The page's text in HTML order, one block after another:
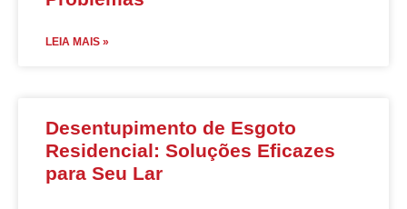
LEIA MAIS »
Desentupimento de Esgoto
Residencial: Soluções Eficazes
para Seu Lar